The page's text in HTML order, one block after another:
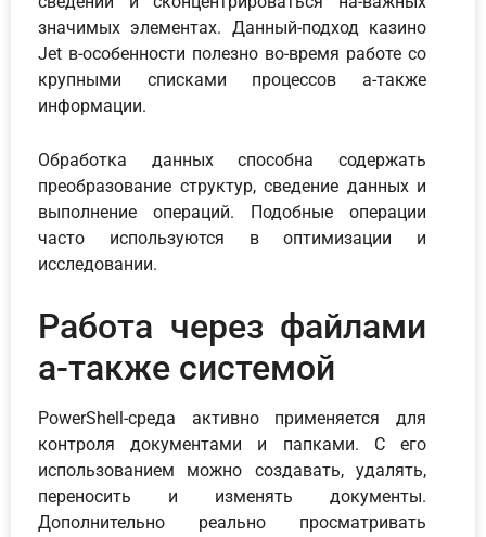
значимых элементах. Данный-подход казино
Jet в-особенности полезно во-время работе со
крупными списками процессов а-также
информации.
Обработка данных способна содержать
преобразование структур, сведение данных и
выполнение операций. Подобные операции
часто используются в оптимизации и
исследовании.
Работа через файлами
а-также системой
PowerShell-среда активно применяется для
контроля документами и папками. С его
использованием можно создавать, удалять,
переносить и изменять документы.
Дополнительно реально просматривать